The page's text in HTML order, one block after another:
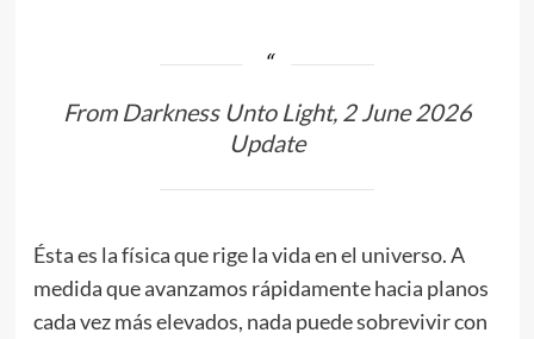
From Darkness Unto Light, 2 June 2026
Update
Ésta es la física que rige la vida en el universo. A
medida que avanzamos rápidamente hacia planos
cada vez más elevados, nada puede sobrevivir con